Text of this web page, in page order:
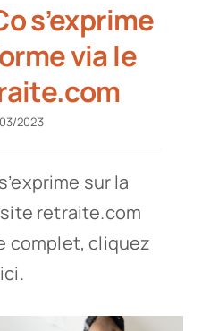
s’exprime
via le
2023
sur la
retraite.com
complet, cliquez
ici.